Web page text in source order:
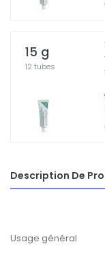
15 g
12 tubes
Description De
Usage général